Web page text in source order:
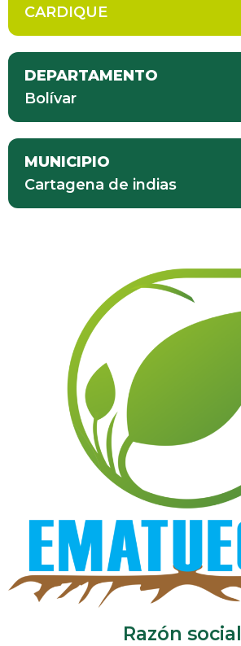
CARDIQUE
DEPARTAMENTO
Bolívar
MUNICIPIO
Cartagena de indias
Razón social